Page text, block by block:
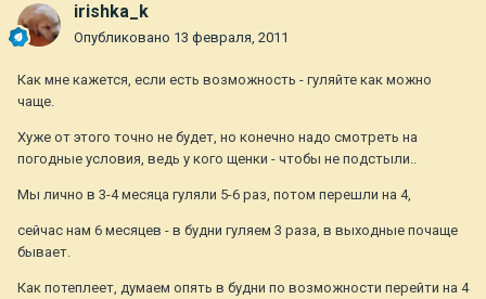
irishka_k
Опубликовано 13 февраля, 2011
Как мне кажется, если есть возможность - гуляйте как можно
чаще.
Хуже от этого точно не будет, но конечно надо смотреть на
погодные условия, ведь у кого щенки - чтобы не подстыли..
Мы лично в 3-4 месяца гуляли 5-6 раз, потом перешли на 4,
сейчас нам 6 месяцев - в будни гуляем 3 раза, в выходные почаще
бывает.
Как потеплеет, думаем опять в будни по возможности перейти на 4